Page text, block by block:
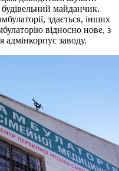
майданчик.
здається, інших
відносно нове, з
адмінкорпус заводу.